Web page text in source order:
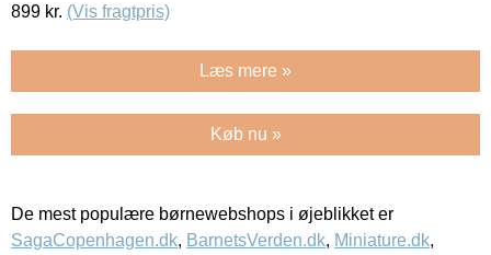
899 kr. (Vis fragtpris)
Læs mere »
Køb nu »
De mest populære børnewebshops i øjeblikket er
SagaCopenhagen.dk, BarnetsVerden.dk, Miniature.dk,